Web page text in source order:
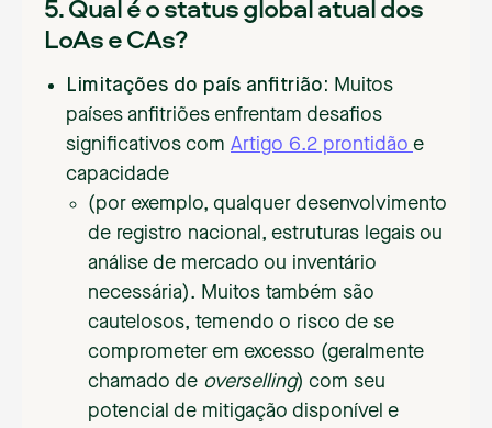
5. Qual é o status global atual dos
LoAs e CAs?
Limitações do país anfitrião: Muitos
países anfitriões enfrentam desafios
significativos com Artigo 6.2 prontidão e
capacidade
(por exemplo, qualquer desenvolvimento
de registro nacional, estruturas legais ou
análise de mercado ou inventário
necessária). Muitos também são
cautelosos, temendo o risco de se
comprometer em excesso (geralmente
chamado de overselling) com seu
potencial de mitigação disponível e